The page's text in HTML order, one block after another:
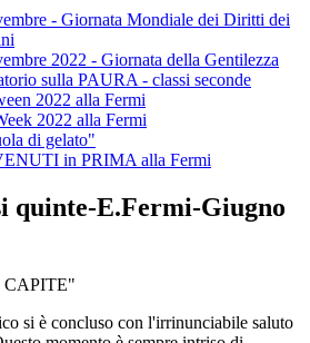
- Giornata Mondiale dei Diritti dei
2022 - Giornata della Gentilezza
sulla PAURA - classi seconde
2022 alla Fermi
2022 alla Fermi
di gelato"
in PRIMA alla Fermi
quinte-E.Fermi-Giugno
si è concluso con l'irrinunciabile saluto